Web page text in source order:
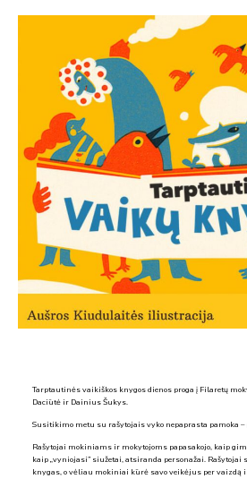
Tarptautinės vaikiškos knygos dienos proga į Filaretų
Daciūtė ir Dainius Šukys.
Susitikimo metu su rašytojais vyko nepaprasta pamoka
Rašytojai mokiniams ir mokytojoms papasakojo, kaip
kaip „vyniojasi” siužetai, atsiranda personažai.
knygas, o vėliau mokiniai kūrė savo veikėjus per vaizdą